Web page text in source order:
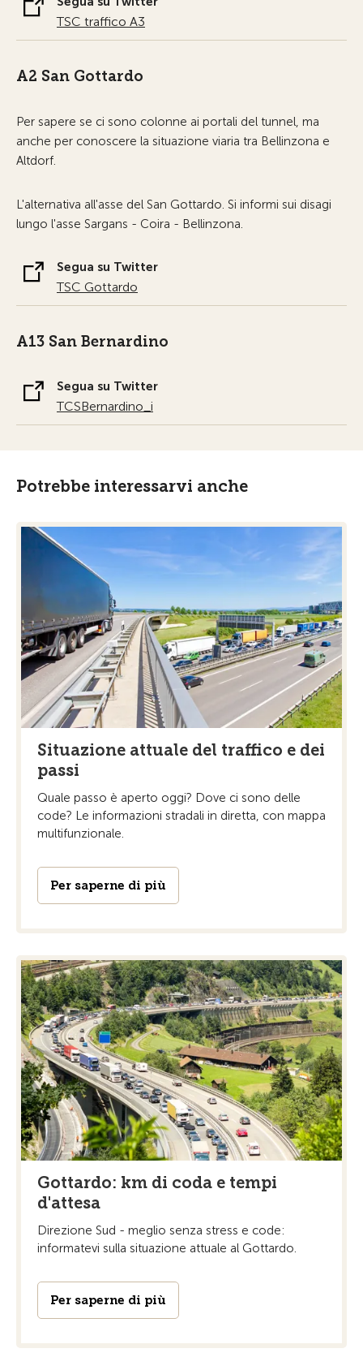
TSC traffico A3
A2 San Gottardo
Per sapere se ci sono colonne ai portali del tunnel, ma
anche per conoscere la situazione viaria tra Bellinzona e
Altdorf.
L'alternativa all'asse del San Gottardo. Si informi sui disagi
lungo l'asse Sargans - Coira - Bellinzona.
Segua su Twitter
TSC Gottardo
A13 San Bernardino
Segua su Twitter
TCSBernardino_i
Potrebbe interessarvi anche
Situazione attuale del traffico e dei
passi
Quale passo è aperto oggi? Dove ci sono delle
code? Le informazioni stradali in diretta, con mappa
multifunzionale.
Per saperne di più
Gottardo: km di coda e tempi
d'attesa
Direzione Sud - meglio senza stress e code:
informatevi sulla situazione attuale al Gottardo.
Per saperne di più